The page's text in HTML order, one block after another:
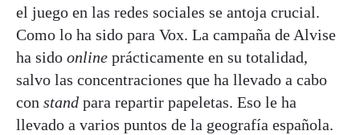
el juego en las redes sociales se antoja crucial.
Como lo ha sido para Vox. La campaña de Alvise
ha sido online prácticamente en su totalidad,
salvo las concentraciones que ha llevado a cabo
con stand para repartir papeletas. Eso le ha
llevado a varios puntos de la geografía española.